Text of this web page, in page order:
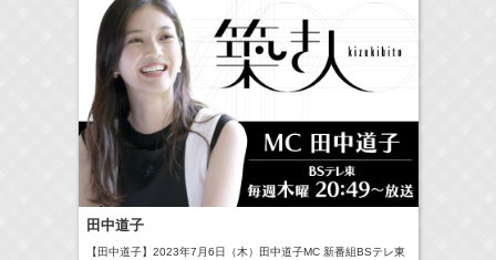
田中道子
【田中道子】2023年7月6日（木）田中道子MC 新番組BSテレ東